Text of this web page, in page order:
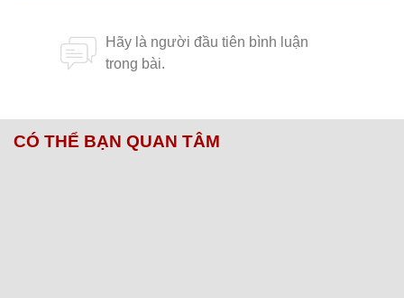
CÓ THỂ BẠN QUAN TÂM